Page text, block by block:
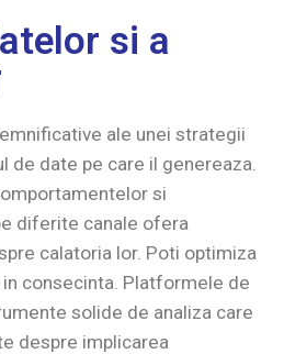
si a
ale unei strategii
de date pe care il genereaza.
si
diferite canale ofera
calatoria lor. Poti optimiza
consecinta. Platformele de
solide de analiza care
despre implicarea